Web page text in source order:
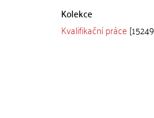
Kolekce
Kvalifikační práce